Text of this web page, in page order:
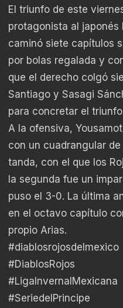
El triunfo de este
protagonista al japonés
caminó siete capítulos
por bolas regalada y
que el derecho colgó
Santiago y Sasagi
para concretar el
A la ofensiva,
con un cuadrangular
tanda, con el que los
la segunda fue un
puso el 3-0. La última
en el octavo capítulo
propio Arias.
#diablosrojosdelmexico
#DiablosRojos
#LigaInvernalMexicana
#SeriedelPrincipe